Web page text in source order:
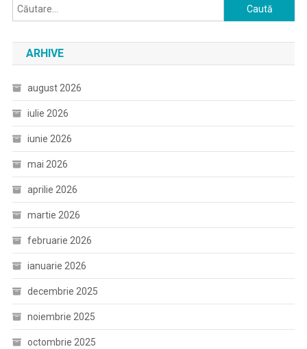
Caută
după:
ARHIVE
august 2026
iulie 2026
iunie 2026
mai 2026
aprilie 2026
martie 2026
februarie 2026
ianuarie 2026
decembrie 2025
noiembrie 2025
octombrie 2025